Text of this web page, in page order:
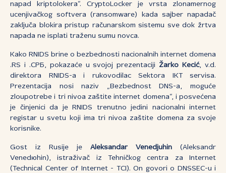
napad kriptolokera“. CryptoLocker je vrsta zlonamernog
ucenjivačkog softvera (ransomware) kada sajber napadač
zaključa blokira pristup računarskom sistemu sve dok žrtva
napada ne isplati traženu sumu novca.
Kako RNIDS brine o bezbednosti nacionalnih internet domena
.RS i .СРБ, pokazaće u svojoj prezentaciji Žarko Kecić, v.d.
direktora RNIDS-a i rukovodilac Sektora IKT servisa.
Prezentacija nosi naziv „Bezbednost DNS-a, moguće
zloupotrebe i tri nivoa zaštite internet domena“, i posvećena
je činjenici da je RNIDS trenutno jedini nacionalni internet
registar u svetu koji ima tri nivoa zaštite domena za svoje
korisnike.
Gost iz Rusije je Aleksandar Venedjuhin (Aleksandr
Venedюhin), istraživač iz Tehničkog centra za Internet
(Technical Center of Internet - TCI). On govori o DNSSEC-u i